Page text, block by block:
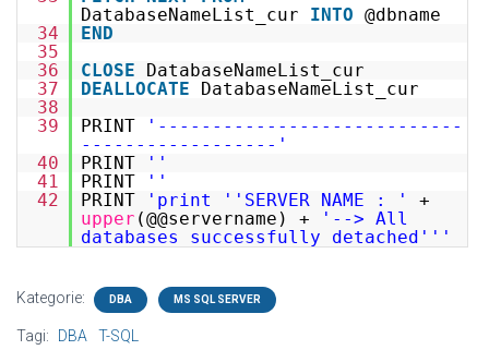
DatabaseNameList_cur INTO @dbname
34
END
35
36
CLOSE
DatabaseNameList_cur
37
DEALLOCATE
DatabaseNameList_cur
38
39
PRINT
'----------------------------
------------------'
40
PRINT
''
41
PRINT
''
42
PRINT 'print ' 'SERVER NAME : '
+
upper (@@servername) +
'--> All
databases successfully detached' ''
Kategorie: DBA MS SQL SERVER
Tagi: DBA T-SQL